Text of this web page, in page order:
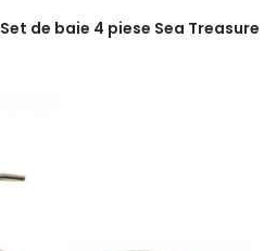
Set de baie 4 piese Sea Treasure